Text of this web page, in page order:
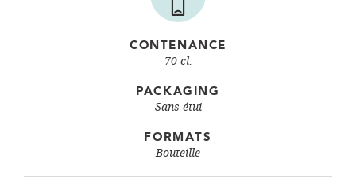
CONTENANCE
70 cl.
PACKAGING
Sans étui
FORMATS
Bouteille